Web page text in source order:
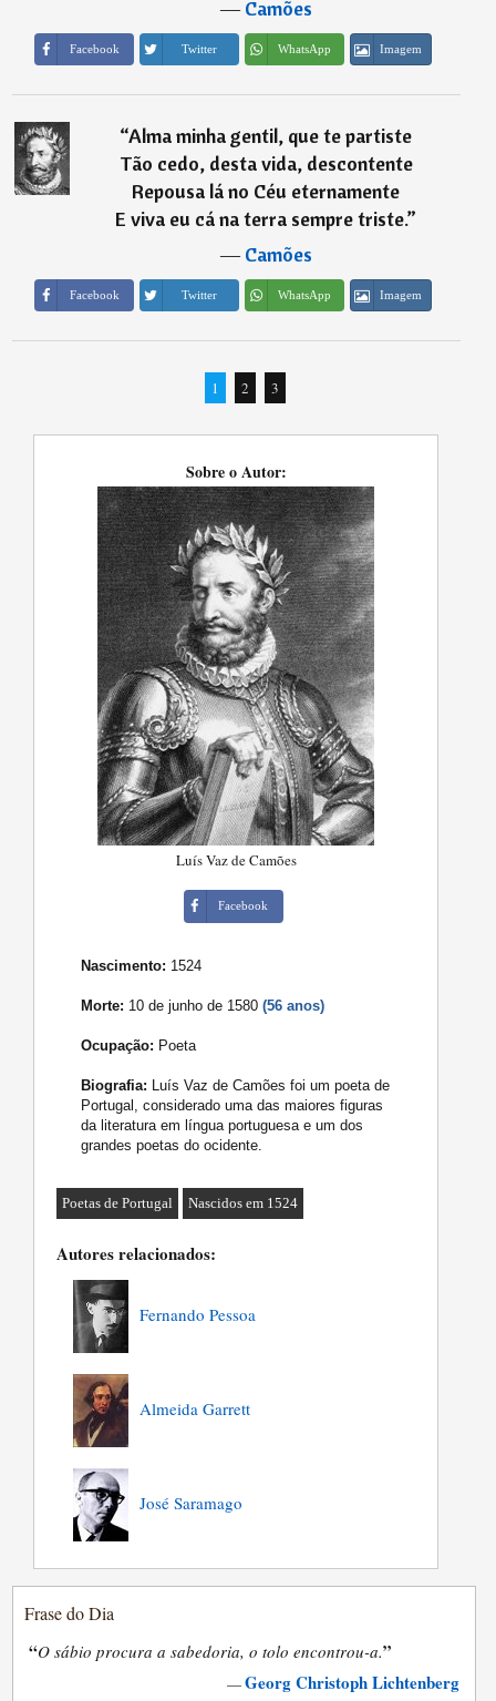
―Camões
Facebook Twitter WhatsApp Imagem
“Alma minha gentil, que te partiste
Tão cedo, desta vida, descontente
Repousa lá no Céu eternamente
E viva eu cá na terra sempre triste.”
―Camões
Facebook Twitter WhatsApp Imagem
1 2 3
Sobre o Autor:
Luís Vaz de Camões
Facebook
Nascimento: 1524
Morte: 10 de junho de 1580(56 anos)
Ocupação: Poeta
Biografia: Luís Vaz de Camões foi um poeta de
Portugal, considerado uma das maiores figuras
da literatura em língua portuguesa e um dos
grandes poetas do ocidente.
Poetas de Portugal Nascidos em 1524
Autores relacionados:
Fernando Pessoa
Almeida Garrett
José Saramago
Frase do Dia
“O sábio procura a sabedoria, o tolo encontrou-a.”
—Georg Christoph Lichtenberg